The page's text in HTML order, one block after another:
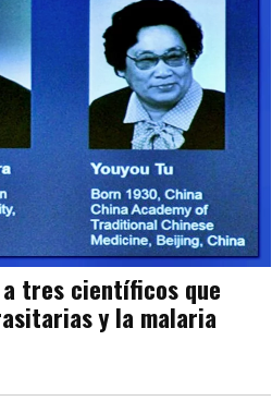
a tres científicos que
y la malaria